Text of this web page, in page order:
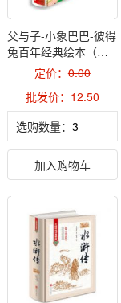
父与子-小象巴巴-彼得
兔百年经典绘本（彩
色悦读馆）2
定价：0.00
批发价：12.50
选购数量：
加入购物车